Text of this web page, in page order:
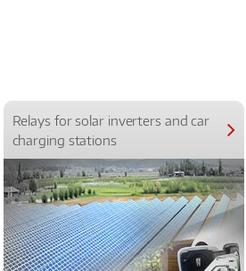
Relays for solar inverters and car
charging stations